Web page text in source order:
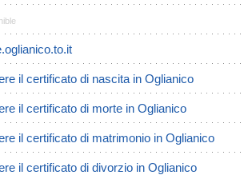
il certificato di nascita in Oglianico
il certificato di morte in Oglianico
il certificato di matrimonio in Oglianico
il certificato di divorzio in Oglianico